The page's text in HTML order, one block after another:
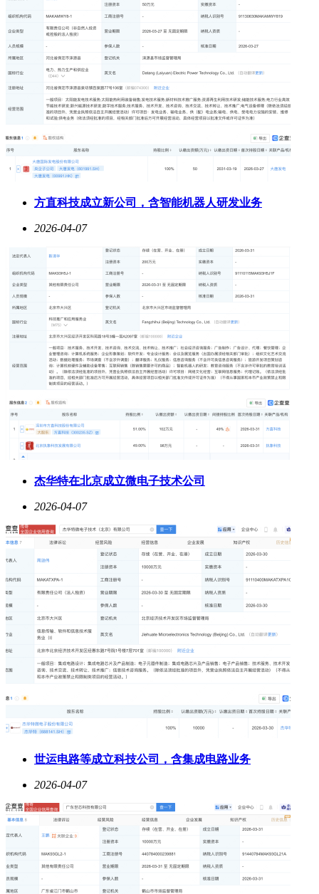
方直科技成立新公司，含智能机器人研发业务
2026-04-07
杰华特在北京成立微电子技术公司
2026-04-07
世运电路等成立科技公司，含集成电路业务
2026-04-07